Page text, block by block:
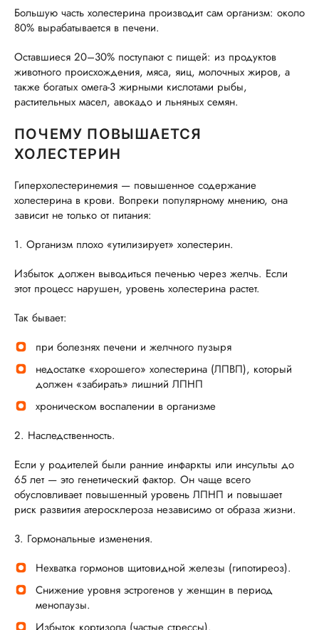
Большую часть холестерина производит сам организм: около
80% вырабатывается в печени.
Оставшиеся 20–30% поступают с пищей: из продуктов
животного происхождения, мяса, яиц, молочных жиров, а
также богатых омега-3 жирными кислотами рыбы,
растительных масел, авокадо и льняных семян.
ПОЧЕМУ ПОВЫШАЕТСЯ
ХОЛЕСТЕРИН
Гиперхолестеринемия — повышенное содержание
холестерина в крови. Вопреки популярному мнению, она
зависит не только от питания:
1. Организм плохо «утилизирует» холестерин.
Избыток должен выводиться печенью через желчь. Если
этот процесс нарушен, уровень холестерина растет.
Так бывает:
при болезнях печени и желчного пузыря
недостатке «хорошего» холестерина (ЛПВП), который
должен «забирать» лишний ЛПНП
хроническом воспалении в организме
2. Наследственность.
Если у родителей были ранние инфаркты или инсульты до
65 лет — это генетический фактор. Он чаще всего
обусловливает повышенный уровень ЛПНП и повышает
риск развития атеросклероза независимо от образа жизни.
3. Гормональные изменения.
Нехватка гормонов щитовидной железы (гипотиреоз).
Снижение уровня эстрогенов у женщин в период
менопаузы.